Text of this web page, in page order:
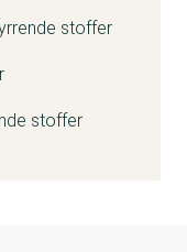
stoffer
stoffer